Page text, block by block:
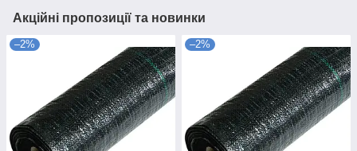
Акційні пропозиції та новинки
–2% –2%